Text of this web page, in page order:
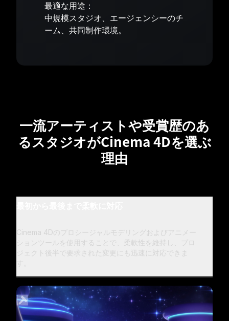
最適な用途：
中規模スタジオ、エージェンシーのチ
ーム、共同制作環境。
一流アーティストや受賞歴のあ
るスタジオがCinema 4Dを選ぶ
理由
Cinema 4Dのプロシージャルモデリングおよびアニメー
ションツールを使用することで、柔軟性を維持し、プロ
ジェクト後半で要求された変更にも迅速に対応できま
す。